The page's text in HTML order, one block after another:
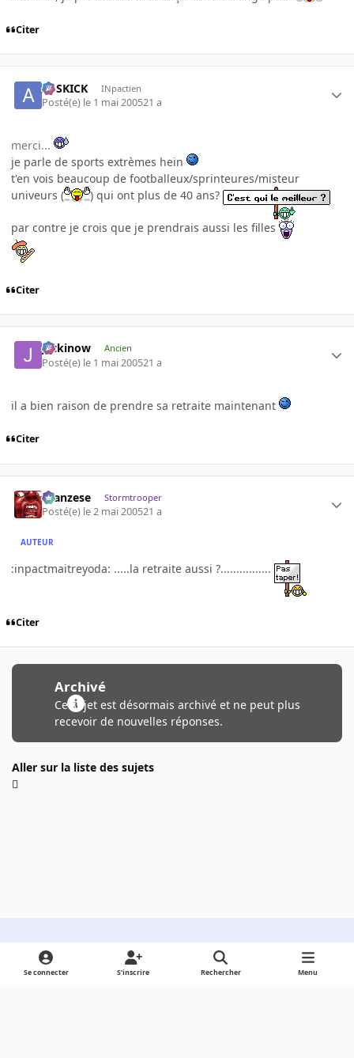
Citer
ASSKICK INpactien
Posté(e) le 1 mai 200521 a
merci...
je parle de sports extrèmes hein
t'en vois beaucoup de footballeux/sprinteures/misteur
univeurs (
) qui ont plus de 40 ans?
par contre je crois que je prendrais aussi les filles
Citer
jackinow Ancien
Posté(e) le 1 mai 200521 a
il a bien raison de prendre sa retraite maintenant
Citer
ilcanzese Stormtrooper
Posté(e) le 2 mai 200521 a
AUTEUR
:inpactmaitreyoda: .....la retraite aussi ?................
Citer
Archivé
Ce sujet est désormais archivé et ne peut plus
recevoir de nouvelles réponses.
Aller sur la liste des sujets
Light ModeDark ModeSystem Preference
Se connecter S’inscrire Rechercher Menu